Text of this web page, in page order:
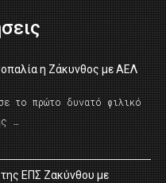
η Ζάκυνθος με ΑΕΛ
το πρώτο δυνατό φιλικό
…
ΕΠΣ Ζακύνθου με